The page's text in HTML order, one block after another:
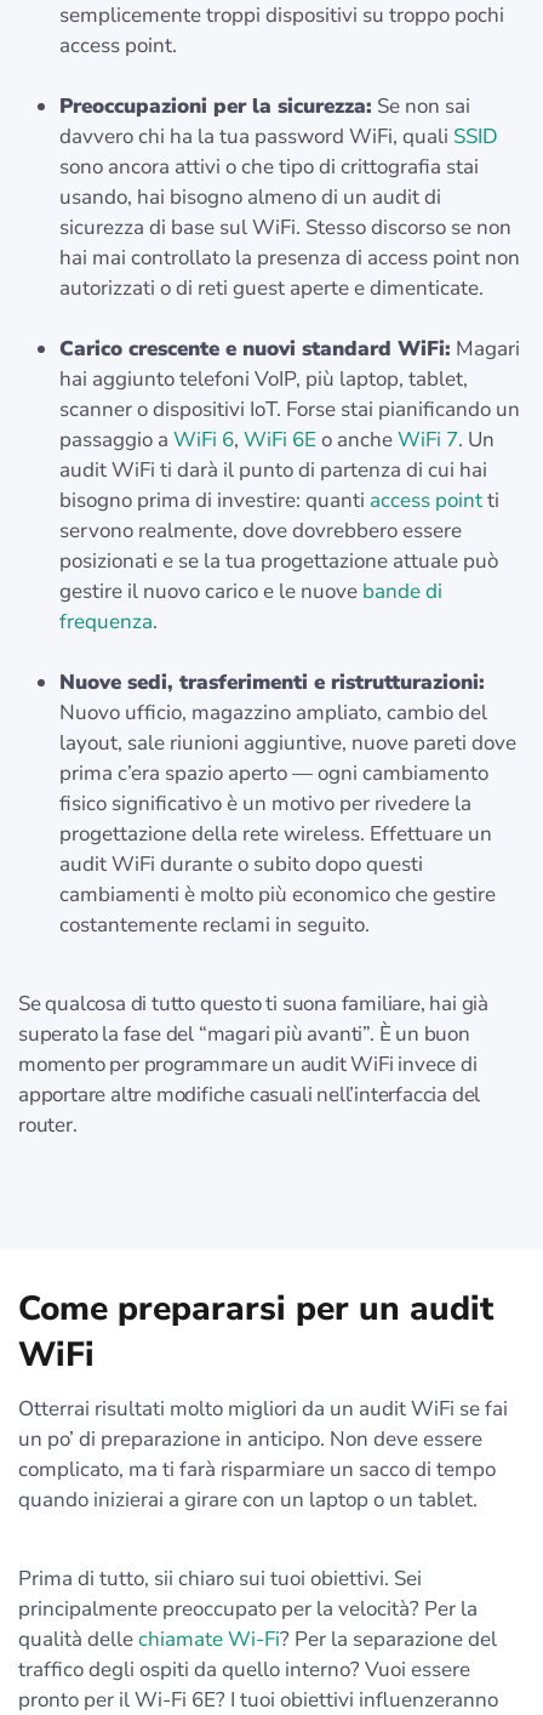
semplicemente troppi dispositivi su troppo pochi
access point.
Preoccupazioni per la sicurezza: Se non sai
davvero chi ha la tua password WiFi, quali SSID
sono ancora attivi o che tipo di crittografia stai
usando, hai bisogno almeno di un audit di
sicurezza di base sul WiFi. Stesso discorso se non
hai mai controllato la presenza di access point non
autorizzati o di reti guest aperte e dimenticate.
Carico crescente e nuovi standard WiFi: Magari
hai aggiunto telefoni VoIP, più laptop, tablet,
scanner o dispositivi IoT. Forse stai pianificando un
passaggio a WiFi 6, WiFi 6E o ancheWiFi 7. Un
audit WiFi ti darà il punto di partenza di cui hai
bisogno prima di investire: quanti access pointti
servono realmente, dove dovrebbero essere
posizionati e se la tua progettazione attuale può
gestire il nuovo carico e le nuove bande di
frequenza.
Nuove sedi, trasferimenti e ristrutturazioni:
Nuovo ufficio, magazzino ampliato, cambio del
layout, sale riunioni aggiuntive, nuove pareti dove
prima c’era spazio aperto — ogni cambiamento
fisico significativo è un motivo per rivedere la
progettazione della rete wireless. Effettuare un
audit WiFi durante o subito dopo questi
cambiamenti è molto più economico che gestire
costantemente reclami in seguito.
Se qualcosa di tutto questo ti suona familiare, hai già
superato la fase del “magari più avanti”. È un buon
momento per programmare un audit WiFi invece di
apportare altre modifiche casuali nell’interfaccia del
router.
Come prepararsi per un audit
WiFi
Otterrai risultati molto migliori da un audit WiFi se fai
un po’ di preparazione in anticipo. Non deve essere
complicato, ma ti farà risparmiare un sacco di tempo
quando inizierai a girare con un laptop o un tablet.
Prima di tutto, sii chiaro sui tuoi obiettivi. Sei
principalmente preoccupato per la velocità? Per la
qualità dellechiamate Wi-Fi? Per la separazione del
traffico degli ospiti da quello interno? Vuoi essere
pronto per il Wi-Fi 6E? I tuoi obiettivi influenzeranno